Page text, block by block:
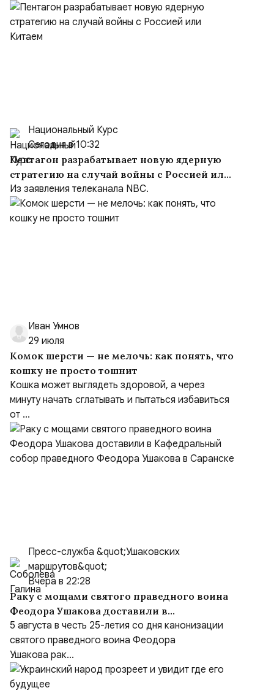
Национальный Курс
Сегодня в 10:32
Пентагон разрабатывает новую ядерную
стратегию на случай войны с Россией или
Китаем
Из заявления телеканала NBC.
Иван Умнов
29 июля
Комок шерсти — не мелочь: как понять, что
кошку не просто тошнит
Кошка может выглядеть здоровой, а через
минуту начать сглатывать и пытаться избавиться
от ...
Пресс-служба &quot;Ушаковских
маршрутов&quot;
Вчера в 22:28
Раку с мощами святого праведного воина
Феодора Ушакова доставили в
Кафедральный собор праведного Феодора
Ушакова в Саранске
5 августа в честь 25-летия со дня канонизации
святого праведного воина Феодора
Ушакова рак...